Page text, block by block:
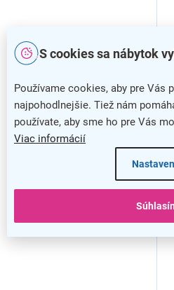
S cookies sa nábytok
Používame cookies, aby pre Vás
najpohodlnejšie. Tiež nám
používate, aby sme ho pre Vás
Viac informácií
Sušič rúk Jet Dryer Style,